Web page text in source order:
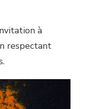
à
respectant